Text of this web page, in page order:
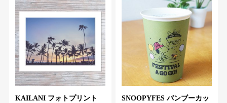
KAILANI フォトプリント
SNOOPYFES バンブーカッ